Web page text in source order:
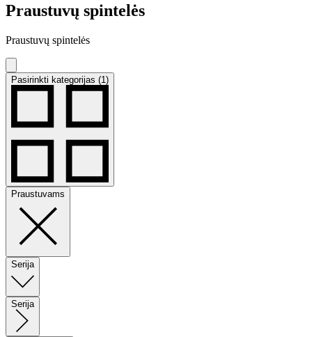
Praustuvų spintelės
Praustuvų spintelės
Pasirinkti kategorijas (1)
Praustuvams
Serija
Serija